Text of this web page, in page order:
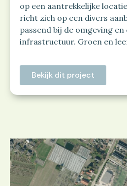
op een aantrekkelijke
richt zich op een divers
passend bij de omgeving en
infrastructuur. Groen en
Bekijk dit project